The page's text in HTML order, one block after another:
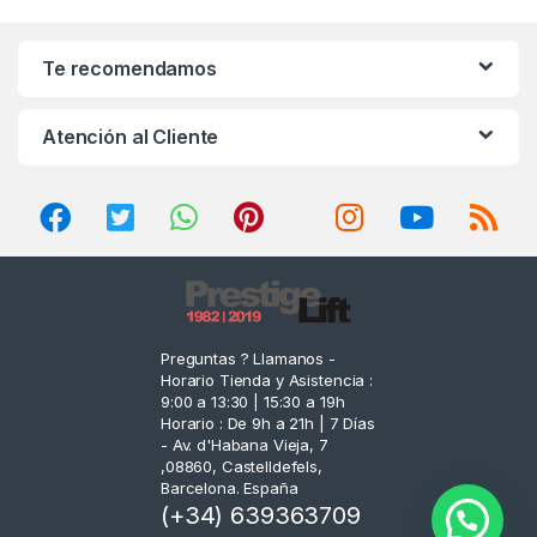
Te recomendamos
Atención al Cliente
Preguntas ? Llamanos -
Horario Tienda y Asistencia :
9:00 a 13:30 | 15:30 a 19h
Horario : De 9h a 21h | 7 Días
- Av. d'Habana Vieja, 7
,08860, Castelldefels,
Barcelona. España
(+34) 639363709